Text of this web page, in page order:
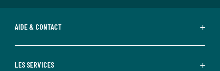
AIDE & CONTACT
LES SERVICES